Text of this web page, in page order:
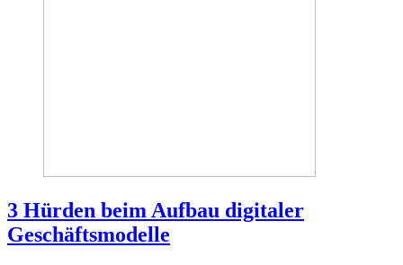
3 Hürden beim Aufbau digitaler
Geschäftsmodelle